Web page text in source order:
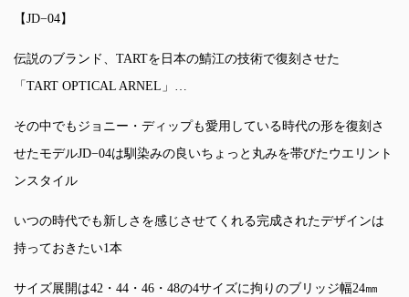
【JD−04】
伝説のブランド、TARTを日本の鯖江の技術で復刻させた
「TART OPTICAL ARNEL」…
その中でもジョニー・ディップも愛用している時代の形を復刻さ
せたモデルJD−04は馴染みの良いちょっと丸みを帯びたウエリント
ンスタイル
いつの時代でも新しさを感じさせてくれる完成されたデザインは
持っておきたい1本
サイズ展開は42・44・46・48の4サイズに拘りのブリッジ幅24㎜